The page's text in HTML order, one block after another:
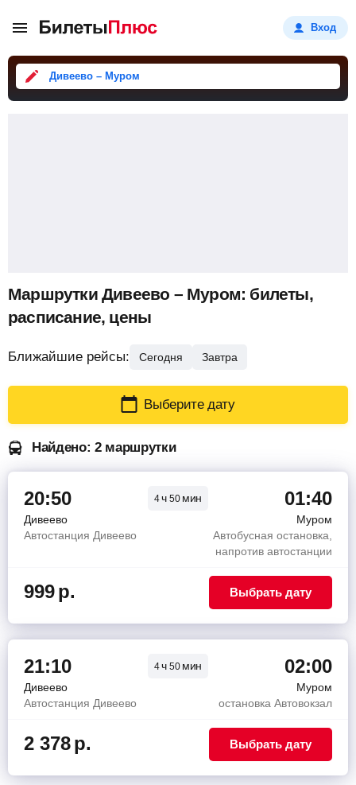
Вход
Дивеево – Муром
Маршрутки Дивеево – Муром: билеты,
расписание, цены
Ближайшие рейсы: Сегодня Завтра
Выберите дату
Найдено: 2 маршрутки
20:50 4ч 50 мин 01:40
Дивеево
Муром
Автостанция Дивеево
Автобусная остановка,
напротив автостанции
999р. Выбрать дату
21:10 4ч 50 мин 02:00
Дивеево
Муром
Автостанция Дивеево
остановка Автовокзал
2 378р. Выбрать дату